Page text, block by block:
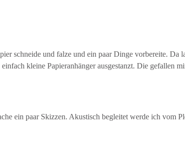
schneide und falze und ein paar Dinge vorbereite. Da
kleine Papieranhänger ausgestanzt. Die gefallen
ein paar Skizzen. Akustisch begleitet werde ich vom